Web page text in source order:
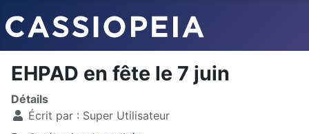
EHPAD en fête le 7 juin
Détails
Écrit par : Super Utilisateur